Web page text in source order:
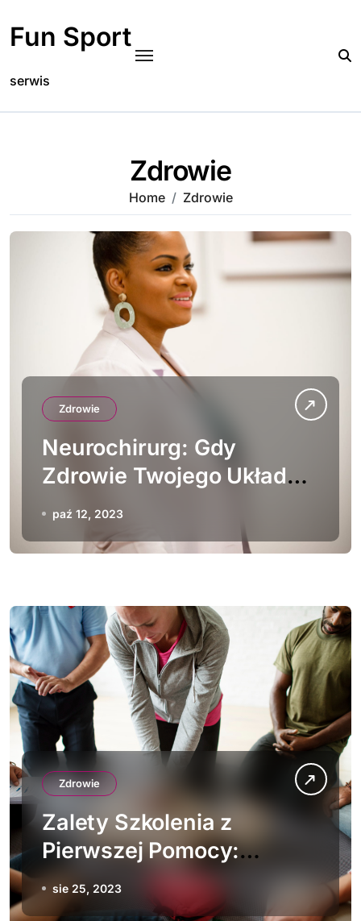
content
Fun Sport
serwis
Zdrowie
Home Zdrowie
Zdrowie
Neurochirurg: Gdy
Zdrowie Twojego Układu
Nerwowego Wymaga
Profesjonalnej Pomocy
paź 12, 2023
Zdrowie
Zalety Szkolenia z
Pierwszej Pomocy:
Wiedza, Bezpieczeństwo i
Gotowość
sie 25, 2023